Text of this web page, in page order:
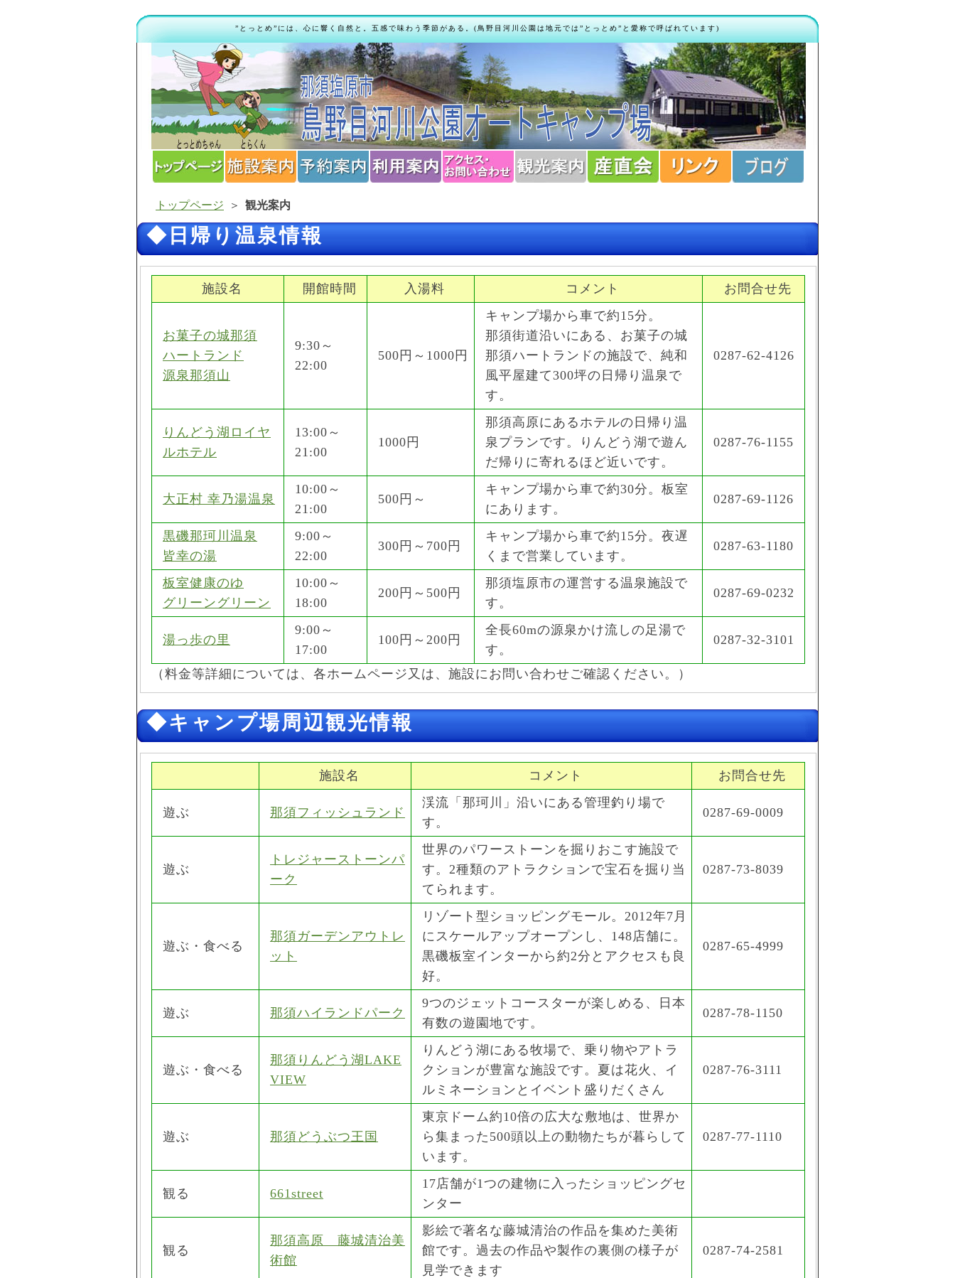
”とっとめ”には、心に響く自然と。五感で味わう季節がある。(鳥野目河川公園は地元では”とっとめ”と愛称で呼ばれています)
トップページ ＞ 観光案内
◆日帰り温泉情報
施設名 開館時間 入湯料 コメント お問合せ先
お菓子の城那須
ハートランド
源泉那須山
9:30～
22:00
500円～1000円
キャンプ場から車で約15分。
那須街道沿いにある、お菓子の城
那須ハートランドの施設で、純和
風平屋建て300坪の日帰り温泉で
す。
0287-62-4126
りんどう湖ロイヤ
ルホテル
13:00～
21:00
1000円
那須高原にあるホテルの日帰り温
泉プランです。りんどう湖で遊ん
だ帰りに寄れるほど近いです。
0287-76-1155
大正村 幸乃湯温泉
10:00～
21:00
500円～
キャンプ場から車で約30分。板室
にあります。
0287-69-1126
黒磯那珂川温泉
皆幸の湯
9:00～
22:00
300円～700円
キャンプ場から車で約15分。夜遅
くまで営業しています。
0287-63-1180
板室健康のゆ
グリーングリーン
10:00～
18:00
200円～500円
那須塩原市の運営する温泉施設で
す。
0287-69-0232
湯っ歩の里
9:00～
17:00
100円～200円
全長60mの源泉かけ流しの足湯で
す。
0287-32-3101
（料金等詳細については、各ホームページ又は、施設にお問い合わせご確認ください。）
◆キャンプ場周辺観光情報
施設名 コメント お問合せ先
遊ぶ 那須フィッシュランド
渓流「那珂川」沿いにある管理釣り場で
す。
0287-69-0009
遊ぶ
トレジャーストーンパ
ーク
世界のパワーストーンを掘りおこす施設で
す。2種類のアトラクションで宝石を掘り当
てられます。
0287-73-8039
遊ぶ・食べる
那須ガーデンアウトレ
ット
リゾート型ショッピングモール。2012年7月
にスケールアップオープンし、148店舗に。
黒磯板室インターから約2分とアクセスも良
好。
0287-65-4999
遊ぶ 那須ハイランドパーク
9つのジェットコースターが楽しめる、日本
有数の遊園地です。
0287-78-1150
遊ぶ・食べる
那須りんどう湖LAKE
VIEW
りんどう湖にある牧場で、乗り物やアトラ
クションが豊富な施設です。夏は花火、イ
ルミネーションとイベント盛りだくさん
0287-76-3111
遊ぶ 那須どうぶつ王国
東京ドーム約10倍の広大な敷地は、世界か
ら集まった500頭以上の動物たちが暮らして
います。
0287-77-1110
観る 661street
17店舗が1つの建物に入ったショッピングセ
ンター
観る
那須高原 藤城清治美
術館
影絵で著名な藤城清治の作品を集めた美術
館です。過去の作品や製作の裏側の様子が
見学できます
0287-74-2581